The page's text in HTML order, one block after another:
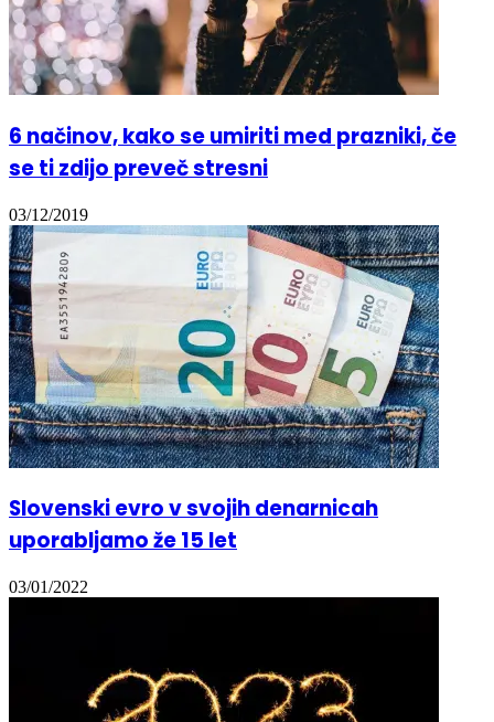
6 načinov, kako se umiriti med prazniki, če
se ti zdijo preveč stresni
03/12/2019
Slovenski evro v svojih denarnicah
uporabljamo že 15 let
03/01/2022